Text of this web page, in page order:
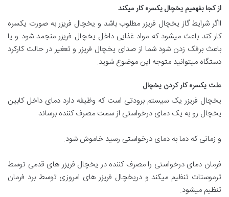
از کجا بفهمیم یخچال یکسره کار میکند
ااگر شرایط گاز یخچال فریزر مطلوب باشد و یخچال فریزر به صورت یکسره
کار کند باعث میشود که مواد غذایی داخل یخچال فریزر منجمد شود و یا
باعث برفک زدن شود شما از صدای یخچال فریزر و تعغیر در حالت کارکرد
دستگاه میتوانید متوجه این موضوع شوید.
علت یکسره کار کردن یخچال
یخچال فریزر یک سیستم برودتی است که وظیفه دارد دمای داخل کابین
یخچال رو به یک دمای درخواستی از سمت مصرف کننده برساند
و زمانی که دما به دمای درخواستی رسید خاموش شود.
فرمان دمای درخواستی را مصرف کننده در یخچال فریزر های قدمی توسط
ترموستات تنظیم میکند و دریخچال فریزر های امروزی توسط برد فرمان
تنظیم میشود.